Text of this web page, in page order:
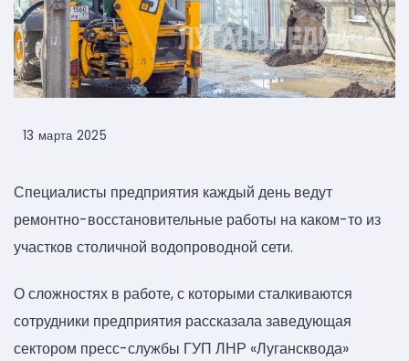
13 марта 2025
Специалисты предприятия каждый день ведут
ремонтно-восстановительные работы на каком-то из
участков столичной водопроводной сети.
О сложностях в работе, с которыми сталкиваются
сотрудники предприятия рассказала заведующая
сектором пресс-службы ГУП ЛНР «Лугансквода»